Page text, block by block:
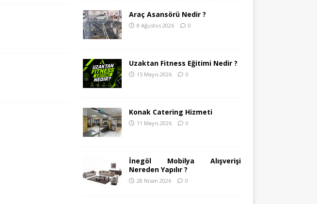
Araç Asansörü Nedir ?
8 Ağustos 2026 0
Uzaktan Fitness Eğitimi Nedir ?
15 Mayıs 2026 0
Konak Catering Hizmeti
11 Mayıs 2026 0
İnegöl Mobilya Alışverişi
Nereden Yapılır ?
28 Nisan 2026 0